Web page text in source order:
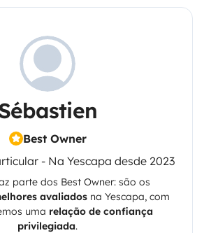
Best Owner
- Na Yescapa desde 2023
parte dos Best Owner: são os
avaliados na Yescapa, com
uma relação de confiança
privilegiada.